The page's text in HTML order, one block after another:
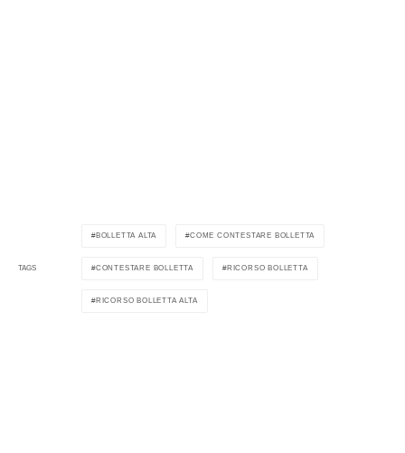
TAGS
BOLLETTA ALTA COME CONTESTARE BOLLETTA
CONTESTARE BOLLETTA RICORSO BOLLETTA
RICORSO BOLLETTA ALTA